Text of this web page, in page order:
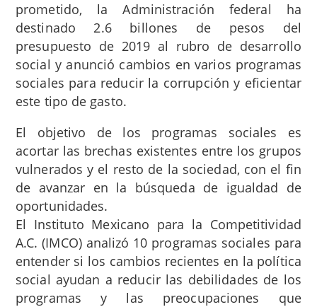
prometido, la Administración federal ha
destinado 2.6 billones de pesos del
presupuesto de 2019 al rubro de desarrollo
social y anunció cambios en varios programas
sociales para reducir la corrupción y eficientar
este tipo de gasto.
El objetivo de los programas sociales es
acortar las brechas existentes entre los grupos
vulnerados y el resto de la sociedad, con el fin
de avanzar en la búsqueda de igualdad de
oportunidades.
El Instituto Mexicano para la Competitividad
A.C. (IMCO) analizó 10 programas sociales para
entender si los cambios recientes en la política
social ayudan a reducir las debilidades de los
programas y las preocupaciones que